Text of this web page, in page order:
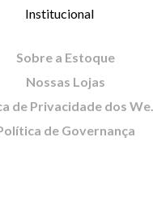
Institucional
Sobre a Estoque
Nossas Lojas
de Governança